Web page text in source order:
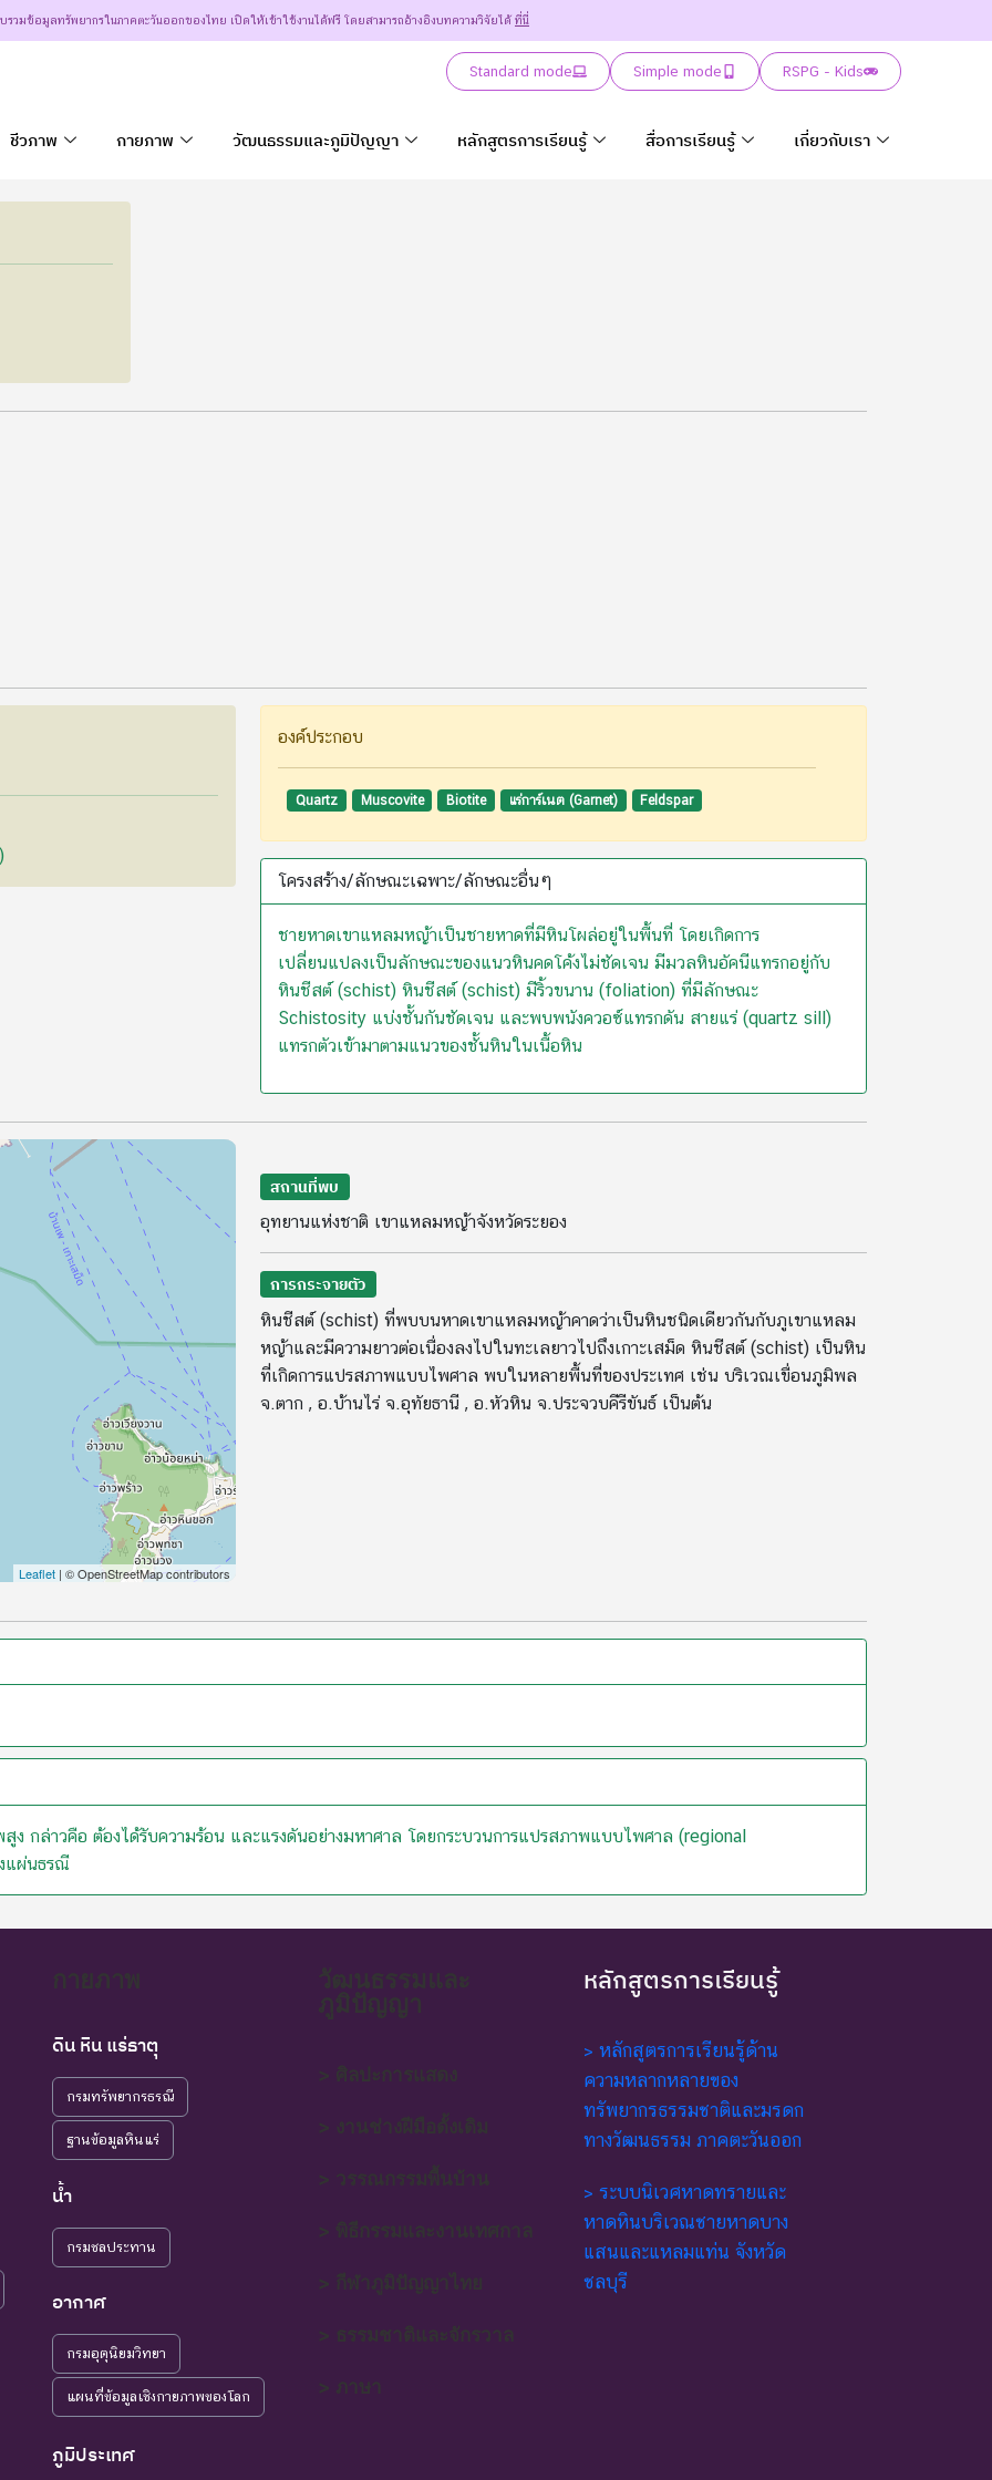
มข้อมูลทรัพยากรในภาคตะวันออกของไทย เปิดให้เข้าใช้งานได้ฟรี โดยสามารถอ้างอิงบทความวิจัยได้ ที่นี่
Standard mode Simple mode RSPG - Kids
ชีวภาพ กายภาพ วัฒนธรรมและภูมิปัญญา หลักสูตรการเรียนรู้ สื่อการเรียนรู้ เกี่ยวกับเรา
องค์ประกอบ
Quartz Muscovite Biotite แร่การ์เนต (Garnet) Feldspar
โครงสร้าง/ลักษณะเฉพาะ/ลักษณะอื่นๆ
ชายหาดเขาแหลมหญ้าเป็นชายหาดที่มีหินโผล่อยู่ในพื้นที่ โดยเกิดการ
เปลี่ยนแปลงเป็นลักษณะของแนวหินคดโค้งไม่ชัดเจน มีมวลหินอัคนีแทรกอยู่กับ
หินชีสต์ (schist) หินชีสต์ (schist) มีริ้วขนาน (foliation) ที่มีลักษณะ
Schistosity แบ่งชั้นกันชัดเจน และพบพนังควอซ์แทรกดัน สายแร่ (quartz sill)
แทรกตัวเข้ามาตามแนวของชั้นหินในเนื้อหิน
Leaflet| © OpenStreetMap contributors
สถานที่พบ
อุทยานแห่งชาติ เขาแหลมหญ้าจังหวัดระยอง
การกระจายตัว
หินชีสต์ (schist) ที่พบบนหาดเขาแหลมหญ้าคาดว่าเป็นหินชนิดเดียวกันกับภูเขาแหลม
หญ้าและมีความยาวต่อเนื่องลงไปในทะเลยาวไปถึงเกาะเสม็ด หินชีสต์ (schist) เป็นหิน
ที่เกิดการแปรสภาพแบบไพศาล พบในหลายพื้นที่ของประเทศ เช่น บริเวณเขื่อนภูมิพล
จ.ตาก , อ.บ้านไร่ จ.อุทัยธานี , อ.หัวหิน จ.ประจวบคีรีขันธ์ เป็นต้น
กล่าวคือ ต้องได้รับความร้อน และแรงดันอย่างมหาศาล โดยกระบวนการแปรสภาพแบบไพศาล (regional
แผ่นธรณี
กายภาพ
ดิน หิน แร่ธาตุ
กรมทรัพยากรธรณี
ฐานข้อมูลหินแร่
น้ำ
กรมชลประทาน
อากาศ
กรมอุตุนิยมวิทยา
แผนที่ข้อมูลเชิงกายภาพของโลก
ภูมิประเทศ
วัฒนธรรมและ
ภูมิปัญญา
> ศิลปะการแสดง
> งานช่างฝีมือดั้งเดิม
> วรรณกรรมพื้นบ้าน
> พิธีกรรมและงานเทศกาล
> กีฬาภูมิปัญญาไทย
> ธรรมชาติและจักรวาล
> ภาษา
หลักสูตรการเรียนรู้
> หลักสูตรการเรียนรู้ด้าน
ความหลากหลายของ
ทรัพยากรธรรมชาติและมรดก
ทางวัฒนธรรม ภาคตะวันออก
> ระบบนิเวศหาดทรายและ
หาดหินบริเวณชายหาดบาง
แสนและแหลมแท่น จังหวัด
ชลบุรี